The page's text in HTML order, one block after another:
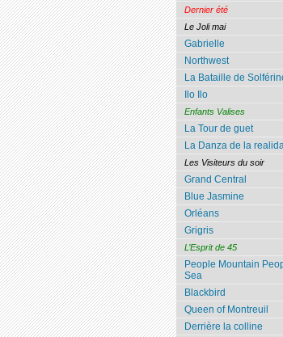
Dernier été
Le Joli mai
Gabrielle
Northwest
La Bataille de
Ilo Ilo
Enfants Valises
La Tour de guet
La Danza de la
Les Visiteurs du soir
Grand Central
Blue Jasmine
Orléans
Grigris
L’Esprit de 45
People Mountain
Sea
Blackbird
Queen of Montreuil
Derrière la colline